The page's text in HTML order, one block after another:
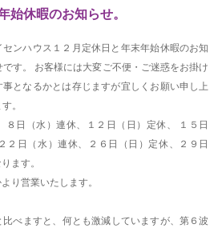
始休暇のお知らせ。
センハウス１２月定休日と年末年始休暇のお知
です。 お客様には大変ご不便・ご迷惑をお掛け
事となるかとは存じますが宜しくお願い申し上
。
８日（水）連休、１２日（日）定休、 １５日
２日（水）連休、２６日（日）定休、２９日
ます。
り営業いたします。
比べますと、何とも激減していますが、第６波